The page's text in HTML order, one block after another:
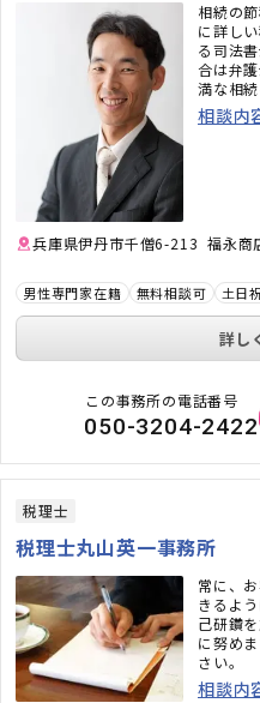
相続の
に詳し
る司法
合は弁
満な相
相談内
兵庫県伊丹市千僧6-213 福永商
男性専門家在籍 無料相談可 土日
詳し
この事務所の電話番号
050-3204-2422
税理士
税理士丸山英一事務所
常に、
きるよ
己研鑽
に努め
さい。
相談内